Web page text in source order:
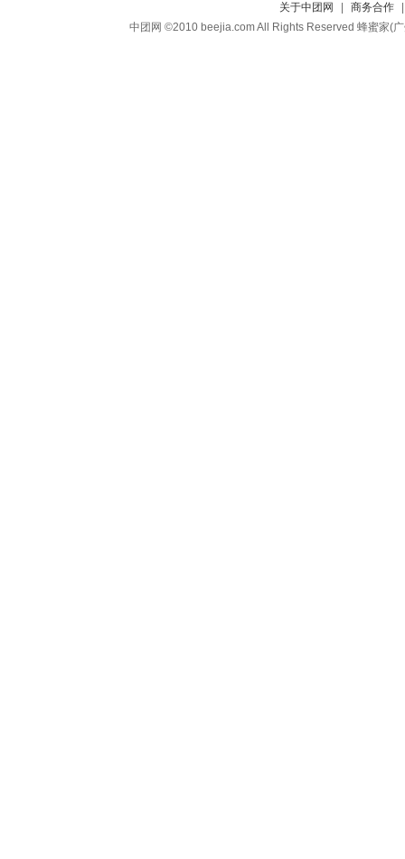
关于中团网 商务合作
中团网 ©2010 beejia.com All Rights Reserved 蜂蜜家(